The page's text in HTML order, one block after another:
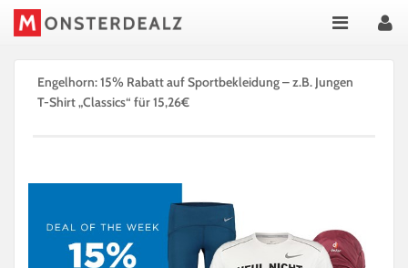
Engelhorn: 15% Rabatt auf Sportbekleidung – z.B. Jungen
T-Shirt „Classics“ für 15,26€